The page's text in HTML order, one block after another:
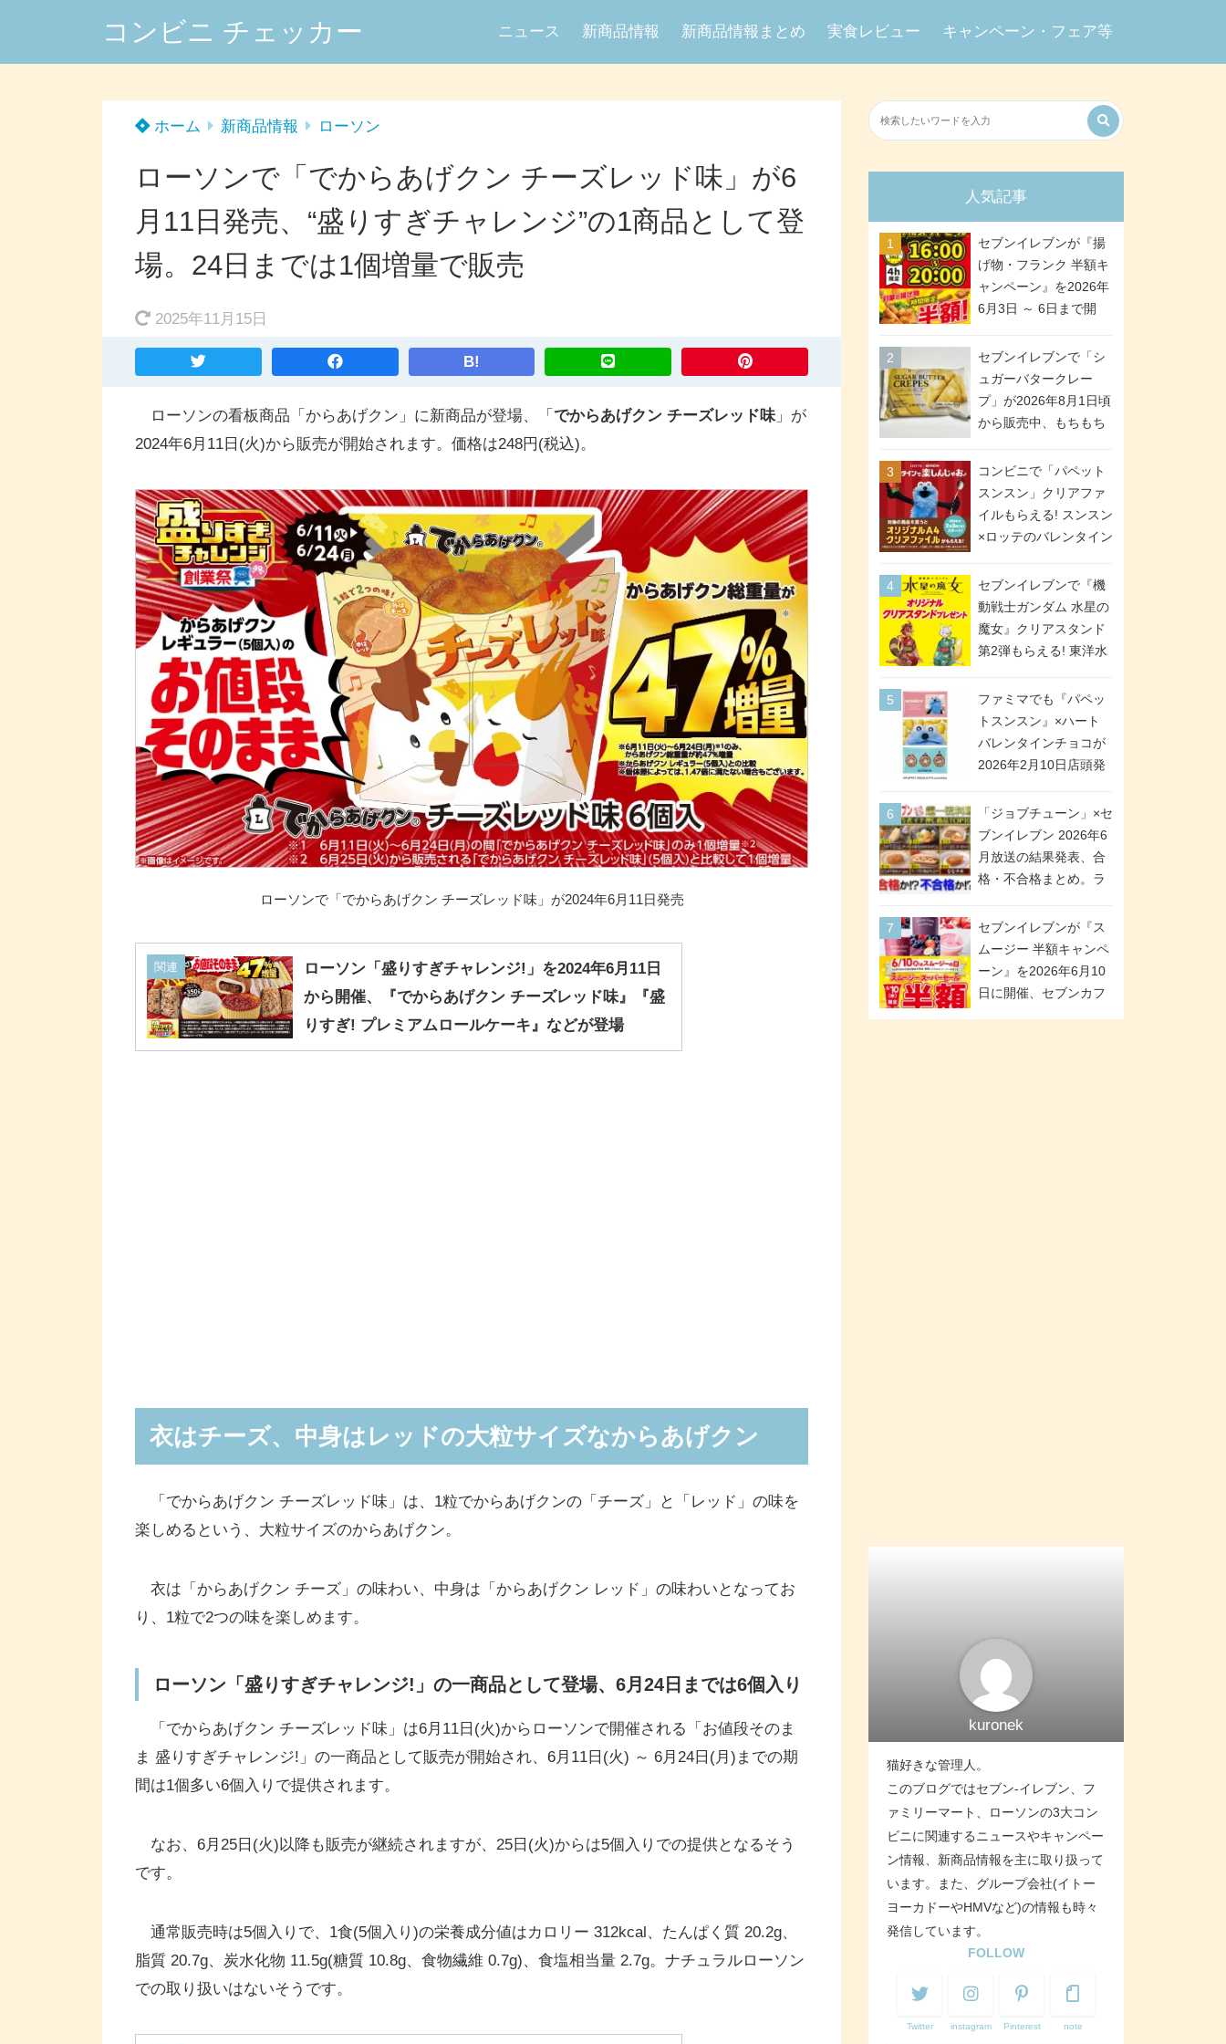
コンビニ チェッカー ニュース 新商品情報 新商品情報まとめ 実食レビュー キャンペーン・フェア等
ホーム 新商品情報 ローソン
ローソンで「でからあげクン チーズレッド味」が6
月11日発売、“盛りすぎチャレンジ”の1商品として登
場。24日までは1個増量で販売
2025年11月15日
B!
ローソンの看板商品「からあげクン」に新商品が登場、「 でからあげクン チーズレッド味」が
2024年6月11日(火)から販売が開始されます。価格は248円(税込)。
ローソンで「でからあげクン チーズレッド味」が2024年6月11日発売
関連
ローソン「盛りすぎチャレンジ!」を2024年6月11日
から開催、『でからあげクン チーズレッド味』『盛
りすぎ! プレミアムロールケーキ』などが登場
衣はチーズ、中身はレッドの大粒サイズなからあげクン
「でからあげクン チーズレッド味」は、1粒でからあげクンの「チーズ」と「レッド」の味を
楽しめるという、大粒サイズのからあげクン。
衣は「からあげクン チーズ」の味わい、中身は「からあげクン レッド」の味わいとなってお
り、1粒で2つの味を楽しめます。
ローソン「盛りすぎチャレンジ!」の一商品として登場、6月24日までは6個入り
「でからあげクン チーズレッド味」は6月11日(火)からローソンで開催される「お値段そのま
ま 盛りすぎチャレンジ!」の一商品として販売が開始され、6月11日(火) ～ 6月24日(月)までの期
間は1個多い6個入りで提供されます。
なお、6月25日(火)以降も販売が継続されますが、25日(火)からは5個入りでの提供となるそう
です。
通常販売時は5個入りで、1食(5個入り)の栄養成分値はカロリー 312kcal、たんぱく質 20.2g、
脂質 20.7g、炭水化物 11.5g(糖質 10.8g、食物繊維 0.7g)、食塩相当量 2.7g。ナチュラルローソン
での取り扱いはないそうです。
人気記事
セブンイレブンが『揚
げ物・フランク 半額キ
ャンペーン』を2026年
6月3日 ～ 6日まで開
などが「揚げ物スーパ
ーセール」でお得に! 各
日16:00 ～ 20:00の4時
間限定で実施。ななチ
メリカンドッグが税抜
セブンイレブンで「シ
ュガーバタークレー
プ」が2026年8月1日頃
から販売中、もちもち
シュガー＆バターをレ
ンジアップで手軽に楽
しめる冷凍食品。2個入
り
コンビニで「パペット
スンスン」クリアファ
イルもらえる! スンスン
×ロッテのバレンタイン
スタート。セブン、フ
ァミマ、ローソンの3社
で異なるデザイン＆対
象商品
セブンイレブンで『機
動戦士ガンダム 水星の
魔女』クリアスタンド
第2弾もらえる! 東洋水
ペーンが2026年5月26
日スタート。浴衣＆た
ぬき・キツネ姿のスレ
ッタ / ミオリネ / グエ
号・5号) / シャディク
が全6種のクリアスタン
ドになって登場!
ファミマでも『パペッ
トスンスン』×ハート
バレンタインチョコが
2026年2月10日店頭発
チョコ」「チョコ缶」
「ツインギフト」が登
場
「ジョブチューン」×セ
ブンイレブン 2026年6
月放送の結果発表、合
格・不合格まとめ。ラ
合格「金のハンバー
グ」。満場一致合格数
は6商品、合格数は2商
品。TVerでの見逃し配
セブンイレブンが『ス
ムージー 半額キャンペ
ーン』を2026年6月10
日に開催、セブンカフ
kuronek
猫好きな管理人。
このブログではセブン-イレブン、フ
ァミリーマート、ローソンの3大コン
ビニに関連するニュースやキャンペー
ン情報、新商品情報を主に取り扱って
います。また、グループ会社(イトー
ヨーカドーやHMVなど)の情報も時々
発信しています。
FOLLOW
Twitter instagram Pinterest note